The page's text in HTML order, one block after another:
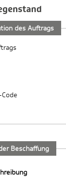
des Auftrags
Beschaffung